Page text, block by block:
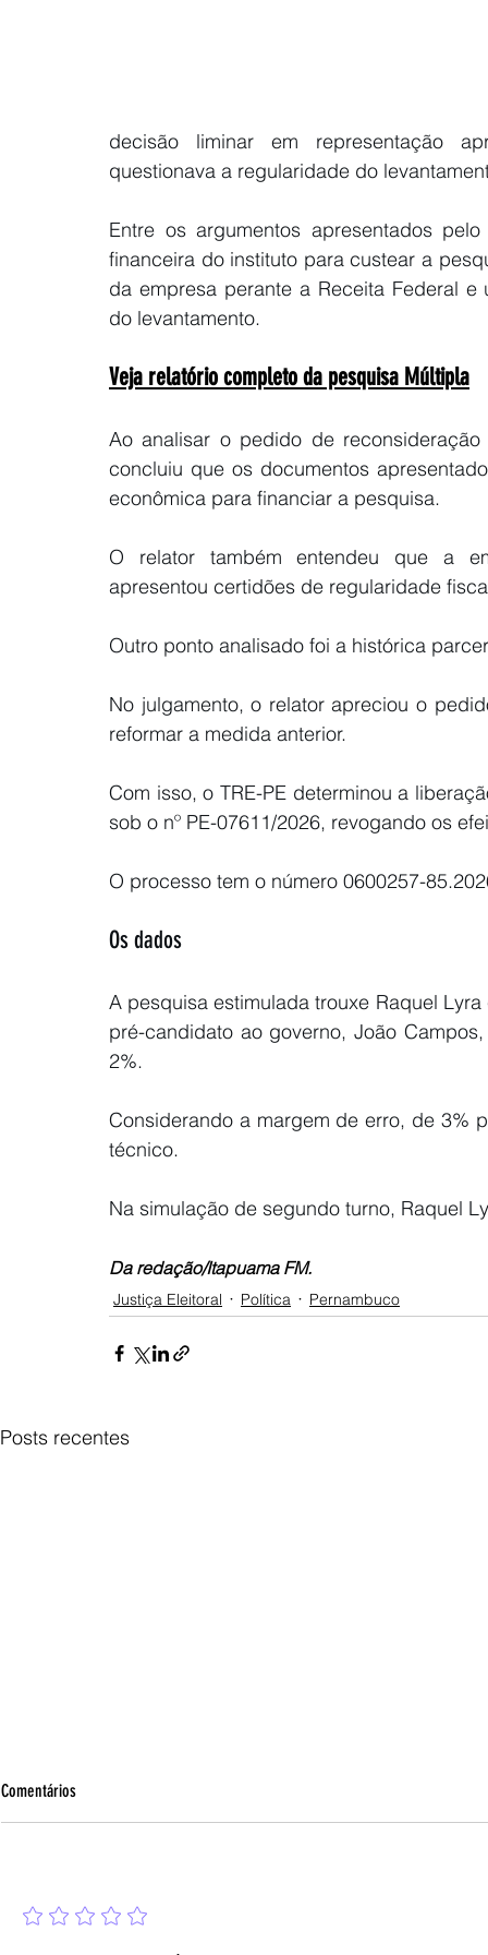
decisão liminar em representação
questionava a regularidade do
Entre os argumentos apresentados
financeira do instituto para custear a
da empresa perante a Receita Federal
do levantamento.
Veja relatório completo da pesquisa Múltipla
Ao analisar o pedido de
concluiu que os documentos
econômica para financiar a pesquisa.
O relator também entendeu que a
apresentou certidões de regularidade
Outro ponto analisado foi a histórica
No julgamento, o relator apreciou o
reformar a medida anterior.
Com isso, o TRE-PE determinou a
sob o nº PE-07611/2026, revogando os
O processo tem o número 0600257-
Os dados
A pesquisa estimulada trouxe Raquel
pré-candidato ao governo, João
2%.
Considerando a margem de erro, de 3%
técnico.
Na simulação de segundo turno, Raquel
Da redação/Itapuama FM.
Justiça Eleitoral Política Pernambuco
Posts recentes
Comentários